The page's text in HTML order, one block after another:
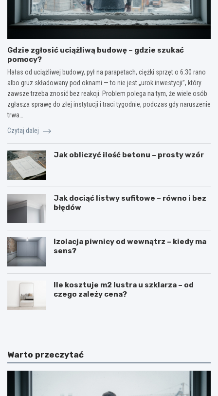
Gdzie zgłosić uciążliwą budowę – gdzie szukać
pomocy?
Hałas od uciążliwej budowy, pył na parapetach, ciężki sprzęt o 6:30 rano
albo gruz składowany pod oknami — to nie jest „urok inwestycji”, który
zawsze trzeba znosić bez reakcji. Problem polega na tym, że wiele osób
zgłasza sprawę do złej instytucji i traci tygodnie, podczas gdy naruszenie
trwa…
Czytaj dalej
Jak obliczyć ilość betonu – prosty wzór
Jak dociąć listwy sufitowe – równo i bez
błędów
Izolacja piwnicy od wewnątrz – kiedy ma
sens?
Ile kosztuje m2 lustra u szklarza – od
czego zależy cena?
N
d
a
n
B
a
b
a
Warto przeczytać